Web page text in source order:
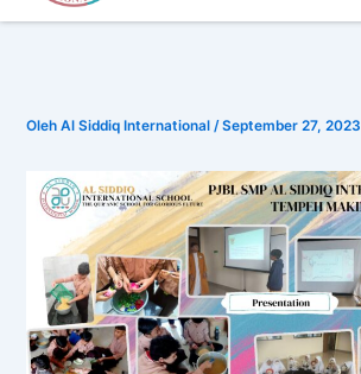
OlehAl Siddiq International/September 27, 2023